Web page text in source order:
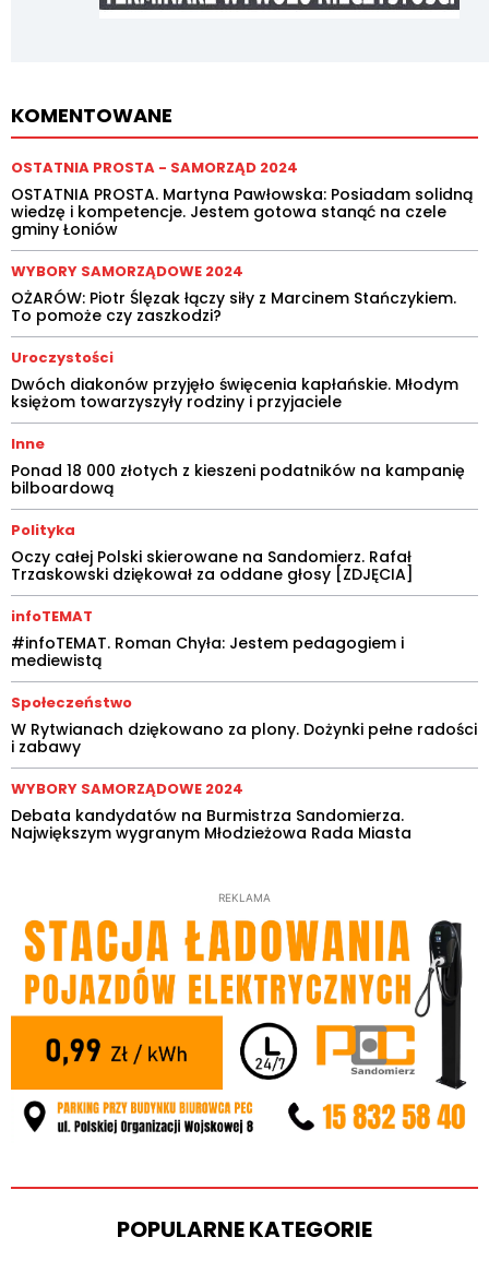
KOMENTOWANE
OSTATNIA PROSTA - SAMORZĄD 2024
OSTATNIA PROSTA. Martyna Pawłowska: Posiadam solidną
wiedzę i kompetencje. Jestem gotowa stanąć na czele
gminy Łoniów
WYBORY SAMORZĄDOWE 2024
OŻARÓW: Piotr Ślęzak łączy siły z Marcinem Stańczykiem.
To pomoże czy zaszkodzi?
Uroczystości
Dwóch diakonów przyjęło święcenia kapłańskie. Młodym
księżom towarzyszyły rodziny i przyjaciele
Inne
Ponad 18 000 złotych z kieszeni podatników na kampanię
bilboardową
Polityka
Oczy całej Polski skierowane na Sandomierz. Rafał
Trzaskowski dziękował za oddane głosy [ZDJĘCIA]
infoTEMAT
#infoTEMAT. Roman Chyła: Jestem pedagogiem i
mediewistą
Społeczeństwo
W Rytwianach dziękowano za plony. Dożynki pełne radości
i zabawy
WYBORY SAMORZĄDOWE 2024
Debata kandydatów na Burmistrza Sandomierza.
Największym wygranym Młodzieżowa Rada Miasta
REKLAMA
POPULARNE KATEGORIE